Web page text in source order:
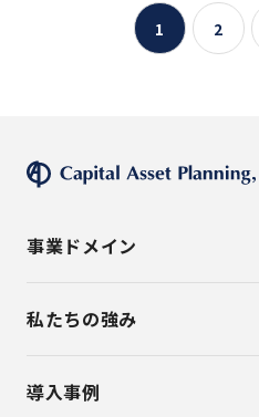
1 2
事業ドメイン
私たちの強み
導入事例